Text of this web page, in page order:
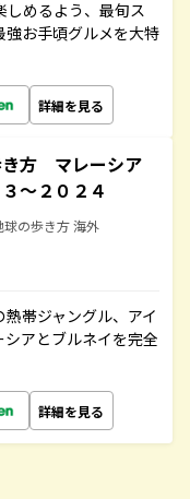
しめるよう、最旬ス
お手頃グルメを大特
詳細を見る
方 マレーシア
～２０２４
球の歩き方 海外
帯ジャングル、アイ
アとブルネイを完全
詳細を見る